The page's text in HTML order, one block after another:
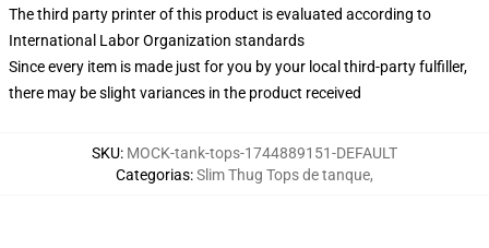
The third party printer of this product is evaluated according to
International Labor Organization standards
Since every item is made just for you by your local third-party fulfiller,
there may be slight variances in the product received
SKU: MOCK-tank-tops-1744889151-DEFAULT
Categorias:Slim Thug Tops de tanque,